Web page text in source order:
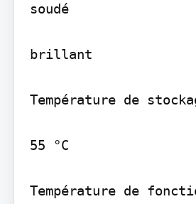
soudé
brillant
Température de
55 °C
Température de